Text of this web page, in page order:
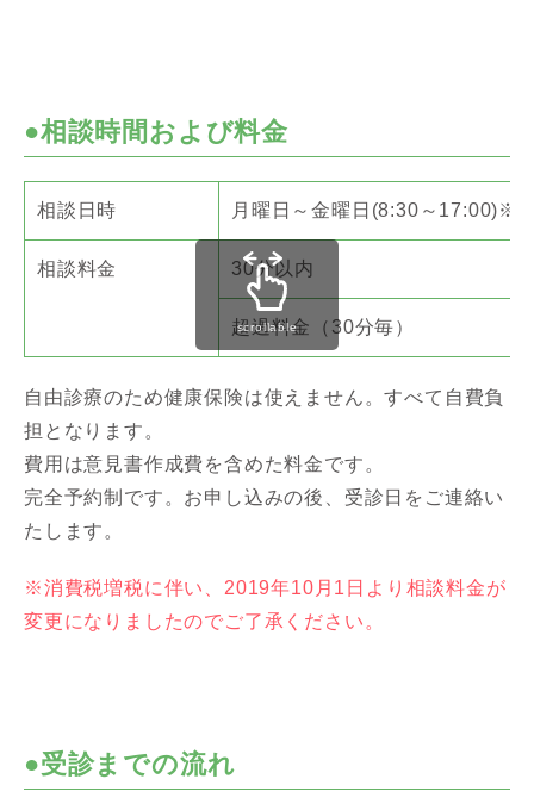
●相談時間および料金
相談日時 月曜日～金曜日(8:30～17:00)※
相談料金 30分以内
超過料金（30分毎）
scrollable
自由診療のため健康保険は使えません。すべて自費負
担となります。
費用は意見書作成費を含めた料金です。
完全予約制です。お申し込みの後、受診日をご連絡い
たします。
※消費税増税に伴い、2019年10月1日より相談料金が
変更になりましたのでご了承ください。
●受診までの流れ